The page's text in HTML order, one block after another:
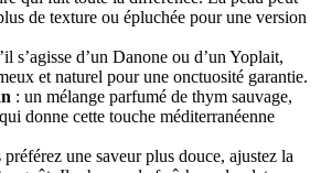
de texture ou épluchée pour une version
s’agisse d’un Danone ou d’un Yoplait,
et naturel pour une onctuosité garantie.
: un mélange parfumé de thym sauvage,
donne cette touche méditerranéenne
préférez une saveur plus douce, ajustez la